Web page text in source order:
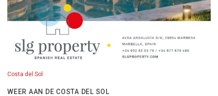
Costa del Sol
WEER AAN DE COSTA DEL SOL